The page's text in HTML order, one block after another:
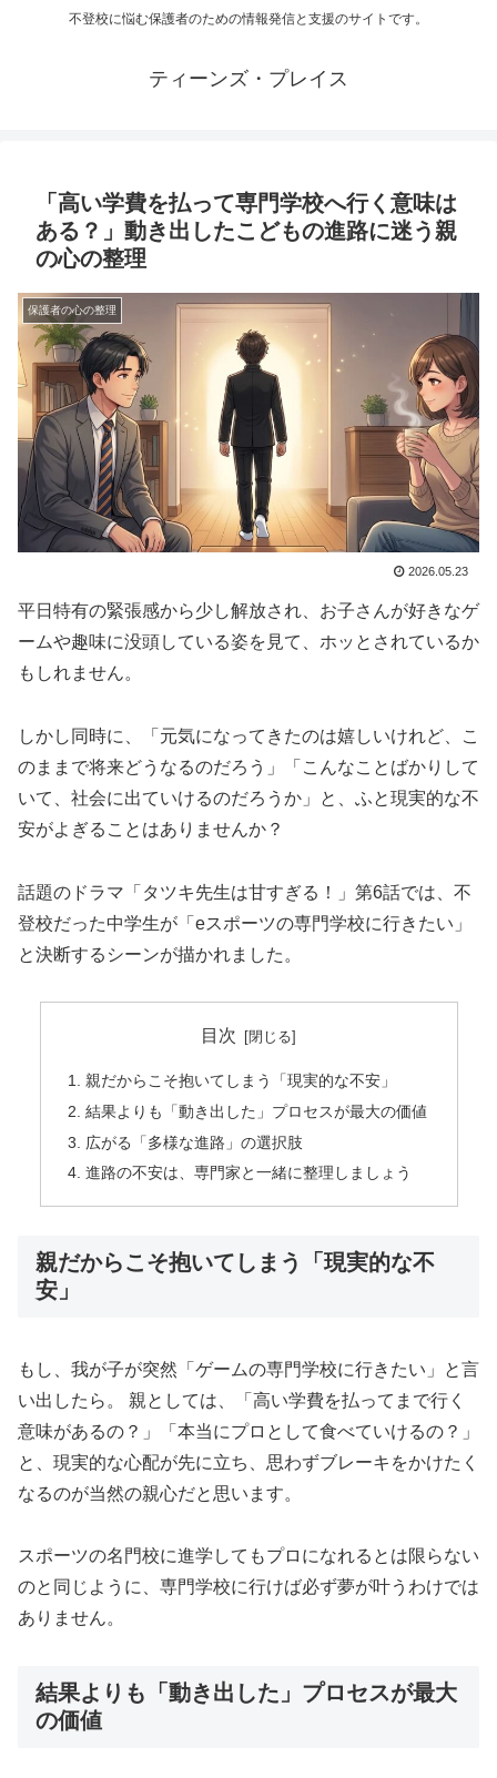
不登校に悩む保護者のための情報発信と支援のサイトです。
ティーンズ・プレイス
「高い学費を払って専門学校へ行く意味は
ある？」動き出したこどもの進路に迷う親
の心の整理
保護者の心の整理
2026.05.23
平日特有の緊張感から少し解放され、お子さんが好きなゲ
ームや趣味に没頭している姿を見て、ホッとされているか
もしれません。
しかし同時に、「元気になってきたのは嬉しいけれど、こ
のままで将来どうなるのだろう」「こんなことばかりして
いて、社会に出ていけるのだろうか」と、ふと現実的な不
安がよぎることはありませんか？
話題のドラマ「タツキ先生は甘すぎる！」第6話では、不
登校だった中学生が「eスポーツの専門学校に行きたい」
と決断するシーンが描かれました。
目次
親だからこそ抱いてしまう「現実的な不安」
結果よりも「動き出した」プロセスが最大の価値
広がる「多様な進路」の選択肢
進路の不安は、専門家と一緒に整理しましょう
親だからこそ抱いてしまう「現実的な不
安」
もし、我が子が突然「ゲームの専門学校に行きたい」と言
い出したら。 親としては、「高い学費を払ってまで行く
意味があるの？」「本当にプロとして食べていけるの？」
と、現実的な心配が先に立ち、思わずブレーキをかけたく
なるのが当然の親心だと思います。
スポーツの名門校に進学してもプロになれるとは限らない
のと同じように、専門学校に行けば必ず夢が叶うわけでは
ありません。
結果よりも「動き出した」プロセスが最大
の価値